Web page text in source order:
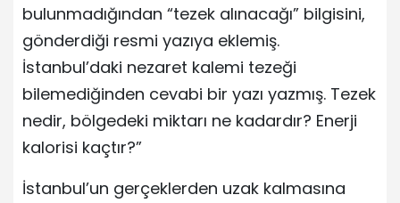
bulunmadığından “tezek alınacağı” bilgisini,
gönderdiği resmi yazıya eklemiş.
İstanbul’daki nezaret kalemi tezeği
bilemediğinden cevabi bir yazı yazmış. Tezek
nedir, bölgedeki miktarı ne kadardır? Enerji
kalorisi kaçtır?”
İstanbul’un gerçeklerden uzak kalmasına